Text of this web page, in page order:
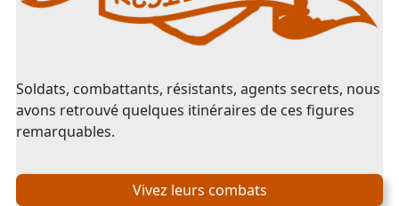
Soldats, combattants, résistants, agents secrets, nous
avons retrouvé quelques itinéraires de ces figures
remarquables.
Vivez leurs combats